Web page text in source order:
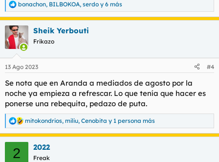
R
e
c
c
i
e
:
bonachon, BILBOKOA, serdo y 6 más
Sheik Yerbouti
Frikazo
13 Ago 2023 #4
Se nota que en Aranda a mediados de agosto por la
noche ya empieza a refrescar. Lo que tenía que hacer es
ponerse una rebequita, pedazo de puta.
R
e
a
mitokondrios, miliu, Cenobita y 1 persona más
2 2022
Freak